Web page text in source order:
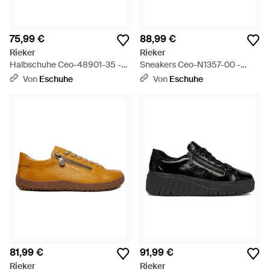
75,99 €
Rieker
Halbschuhe Ceo-48901-35 -
RotVon Eschuhe
88,99 €
Rieker
Sneakers Ceo-N1357-00 -
Schwarz
Von Eschuhe
81,99 €
Rieker
91,99 €
Rieker